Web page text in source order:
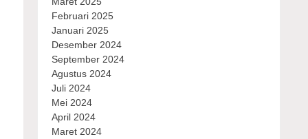
Februari 2025
Januari 2025
Desember 2024
September 2024
Agustus 2024
Juli 2024
Mei 2024
April 2024
Maret 2024